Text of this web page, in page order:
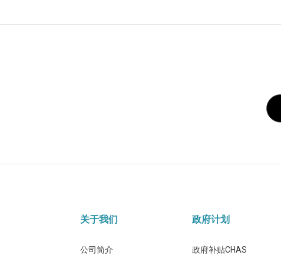
关于我们
公司简介
政府计划
政府补贴CHAS